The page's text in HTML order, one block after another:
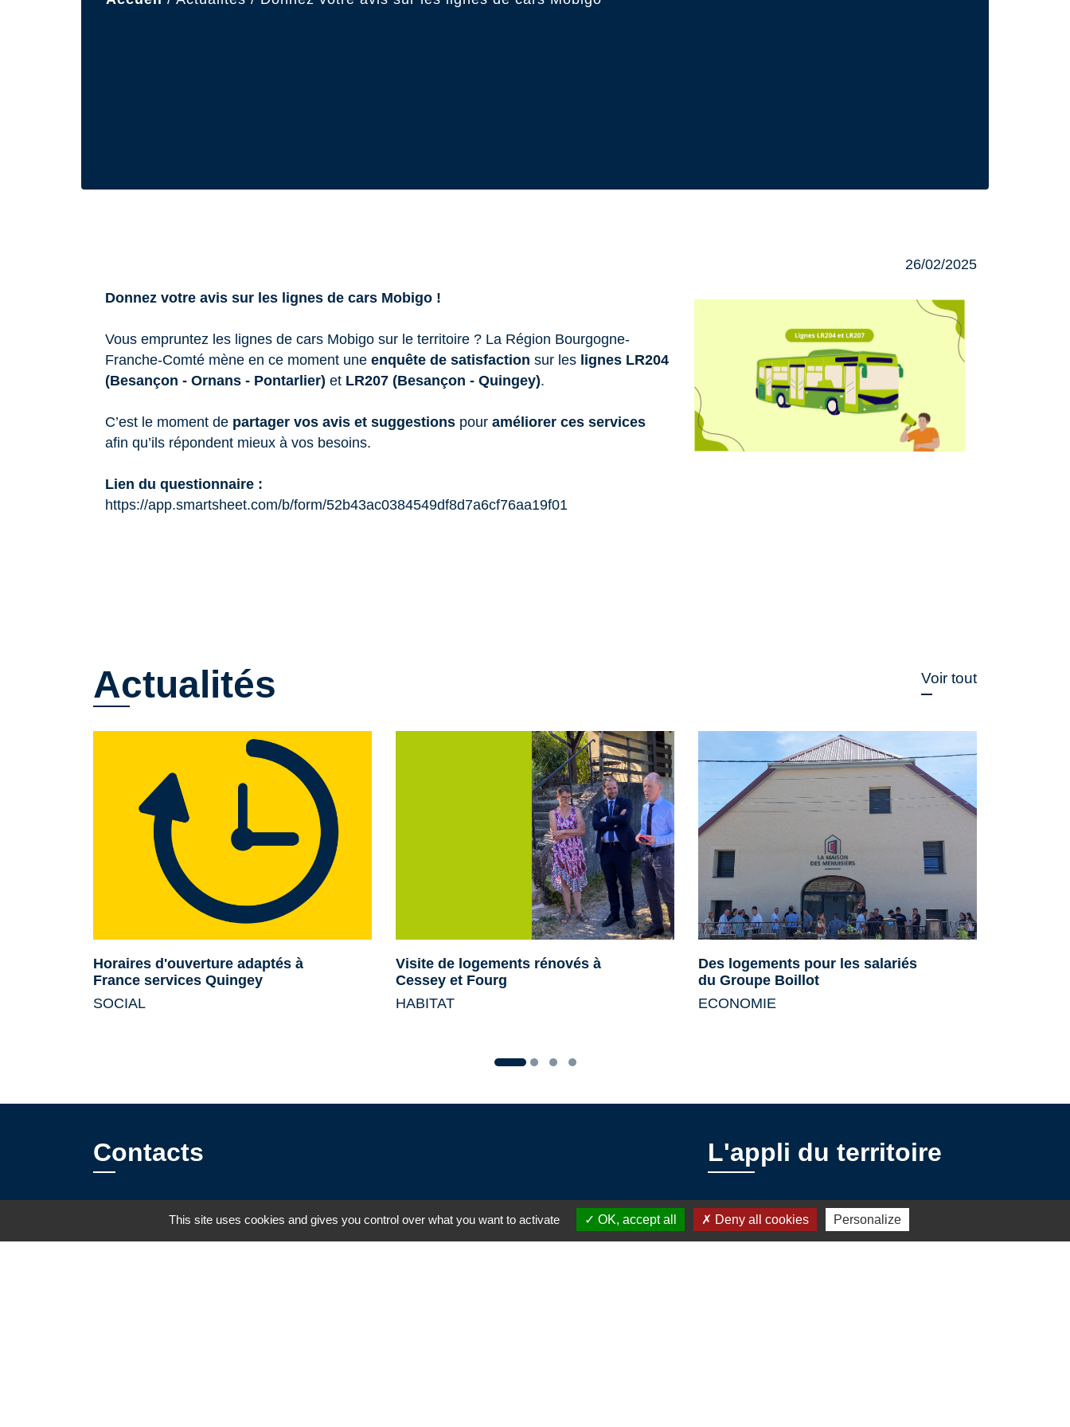
26/02/2025
Donnez votre avis sur les lignes de cars Mobigo !
Vous empruntez les lignes de cars Mobigo sur le territoire ? La Région Bourgogne-
Franche-Comté mène en ce moment une enquête de satisfaction sur les lignes LR204
(Besançon - Ornans - Pontarlier) et LR207 (Besançon - Quingey).
C’est le moment de partager vos avis et suggestions pour améliorer ces services
afin qu’ils répondent mieux à vos besoins.
Lien du questionnaire :
https://app.smartsheet.com/b/form/52b43ac0384549df8d7a6cf76aa19f01
Actualités Voir tout
Horaires d'ouverture adaptés à
France services Quingey
SOCIAL
Visite de logements rénovés à
Cessey et Fourg
HABITAT
Des logements pour les salariés
du Groupe Boillot
ECONOMIE
Contacts L'appli du territoire
Intramuros
This site uses cookies and gives you control over what you want to activate OK, accept all Deny all cookies Personalize